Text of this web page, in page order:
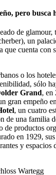
pero busca
de glamour,
un
que cuenta con
o los
sólo
Grand, en
gran empeño
, un cuatro
de una familia
de productos
en 1929,
y